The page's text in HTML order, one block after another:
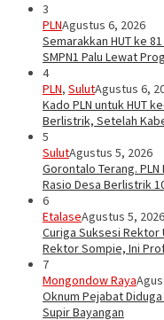
3
PLNAgustus 6, 2026
Semarakkan HUT ke
SMPN1 Palu Lewat
4
PLN, SulutAgustus 6,
Kado PLN untuk HUT
Berlistrik, Setelah
5
SulutAgustus 5, 2026
Gorontalo Terang.
Rasio Desa Berlistrik
6
EtalaseAgustus 5, 2026
Curiga Suksesi
Rektor Sompie, Ini
7
Mongondow Raya
Oknum Pejabat
Supir Bayangan